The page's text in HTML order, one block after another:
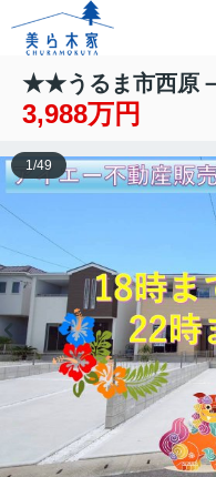
★★うるま市西原－
3,988万円
1/49